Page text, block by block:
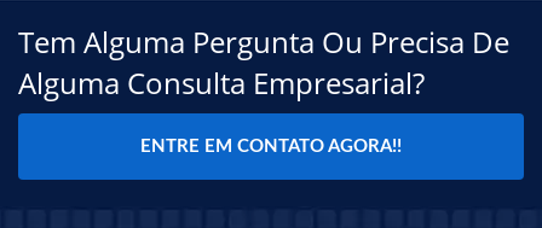
Tem Alguma Pergunta Ou Precisa De
Alguma Consulta Empresarial?
ENTRE EM CONTATO AGORA!!